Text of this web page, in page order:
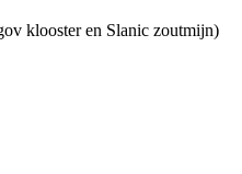
klooster en Slanic zoutmijn)